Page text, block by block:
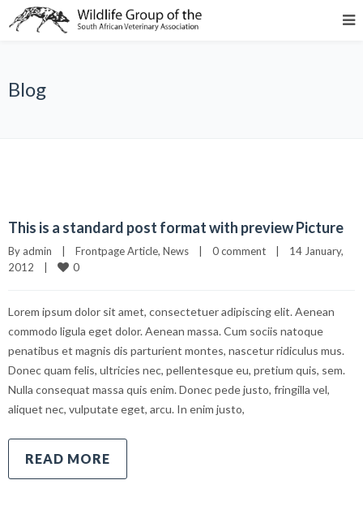
Blog
This is a standard post format with preview Picture
By admin Frontpage Article, News 0 comment
14 January,
2012
0
Lorem ipsum dolor sit amet, consectetuer adipiscing elit. Aenean
commodo ligula eget dolor. Aenean massa. Cum sociis natoque
penatibus et magnis dis parturient montes, nascetur ridiculus mus.
Donec quam felis, ultricies nec, pellentesque eu, pretium quis, sem.
Nulla consequat massa quis enim. Donec pede justo, fringilla vel,
aliquet nec, vulputate eget, arcu. In enim justo,
READ MORE